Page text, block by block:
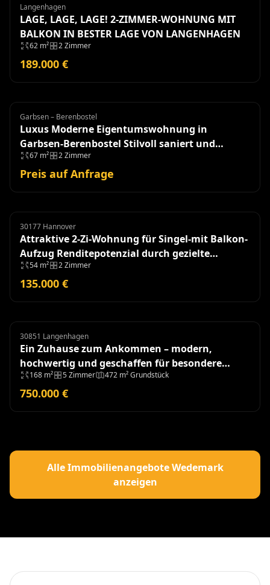
Wohnung
Langenhagen
LAGE, LAGE, LAGE! 2-ZIMMER-WOHNUNG MIT
BALKON IN BESTER LAGE VON LANGENHAGEN
62 m² 2 Zimmer
189.000 €
Eigentumswohnung
Garbsen – Berenbostel
Luxus Moderne Eigentumswohnung in
Garbsen-Berenbostel Stilvoll saniert und
einzugsbereit!
67 m² 2 Zimmer
Preis auf Anfrage
Eigentumswohnung
30177 Hannover
Attraktive 2-Zi-Wohnung für Singel-mit Balkon-
Aufzug Renditepotenzial durch gezielte
Modernisierung
54 m² 2 Zimmer
135.000 €
Doppelhaushälfte
30851 Langenhagen
Ein Zuhause zum Ankommen – modern,
hochwertig und geschaffen für besondere
Momente - Baujahr 2018
168 m² 5 Zimmer 472 m² Grundstück
750.000 €
Alle Immobilienangebote Wedemark
anzeigen